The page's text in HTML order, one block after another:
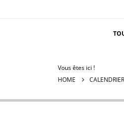
Vous êtes ici !
HOME